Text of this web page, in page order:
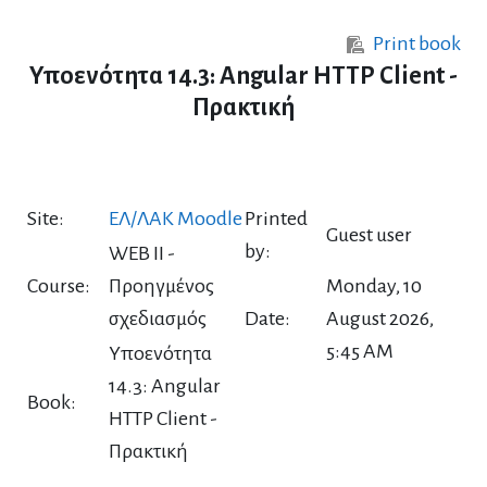
Print book
Υποενότητα 14.3: Angular HTTP Client -
Πρακτική
Site: ΕΛ/ΛΑΚ Moodle
Course:
WEB II -
Προηγμένος
σχεδιασμός
Book:
Υποενότητα
14.3: Angular
HTTP Client -
Πρακτική
Printed
by:
Guest user
Date:
Monday, 10
August 2026,
5:45 AM